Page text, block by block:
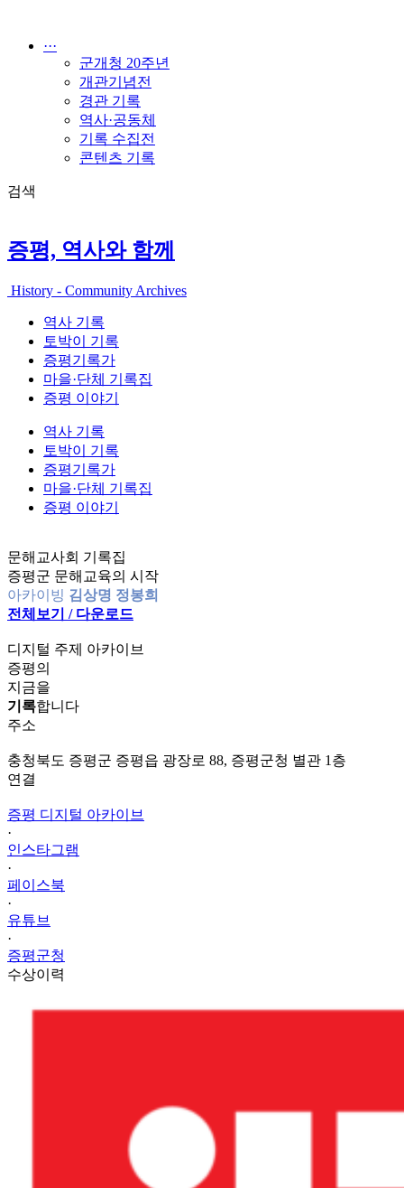
···
군개청 20주년
개관기념전
경관 기록
역사·공동체
기록 수집전
콘텐츠 기록
검색
증평, 역사와 함께
History - Community Archives
역사 기록
토박이 기록
증평기록가
마을·단체 기록집
증평 이야기
역사 기록
토박이 기록
증평기록가
마을·단체 기록집
증평 이야기
문해교사회 기록집
증평군 문해교육의 시작
아카이빙 김상명 정봉희
전체보기 / 다운로드
디지털 주제 아카이브
증평의
지금을
기록합니다
주소
충청북도 증평군 증평읍 광장로 88, 증평군청 별관 1층
연결
증평 디지털 아카이브
·
인스타그램
·
페이스북
·
유튜브
·
증평군청
수상이력